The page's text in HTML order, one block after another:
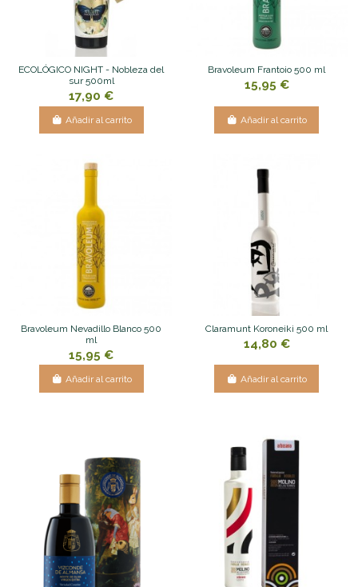
ECOLÓGICO NIGHT - Nobleza del
sur 500ml
17,90 €
Añadir al carrito
Bravoleum Frantoio 500 ml
15,95 €
Añadir al carrito
Bravoleum Nevadillo Blanco 500
ml
15,95 €
Añadir al carrito
Claramunt Koroneiki 500 ml
14,80 €
Añadir al carrito